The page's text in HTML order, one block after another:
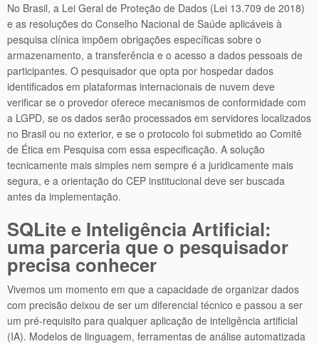
No Brasil, a Lei Geral de Proteção de Dados (Lei 13.709 de 2018)
e as resoluções do Conselho Nacional de Saúde aplicáveis à
pesquisa clínica impõem obrigações específicas sobre o
armazenamento, a transferência e o acesso a dados pessoais de
participantes. O pesquisador que opta por hospedar dados
identificados em plataformas internacionais de nuvem deve
verificar se o provedor oferece mecanismos de conformidade com
a LGPD, se os dados serão processados em servidores localizados
no Brasil ou no exterior, e se o protocolo foi submetido ao Comitê
de Ética em Pesquisa com essa especificação. A solução
tecnicamente mais simples nem sempre é a juridicamente mais
segura, e a orientação do CEP institucional deve ser buscada
antes da implementação.
SQLite e Inteligência Artificial:
uma parceria que o pesquisador
precisa conhecer
Vivemos um momento em que a capacidade de organizar dados
com precisão deixou de ser um diferencial técnico e passou a ser
um pré-requisito para qualquer aplicação de inteligência artificial
(IA). Modelos de linguagem, ferramentas de análise automatizada